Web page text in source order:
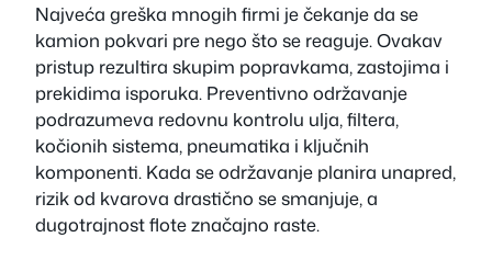
Najveća greška mnogih firmi je čekanje da se
kamion pokvari pre nego što se reaguje. Ovakav
pristup rezultira skupim popravkama, zastojima i
prekidima isporuka. Preventivno održavanje
podrazumeva redovnu kontrolu ulja, filtera,
kočionih sistema, pneumatika i ključnih
komponenti. Kada se održavanje planira unapred,
rizik od kvarova drastično se smanjuje, a
dugotrajnost flote značajno raste.